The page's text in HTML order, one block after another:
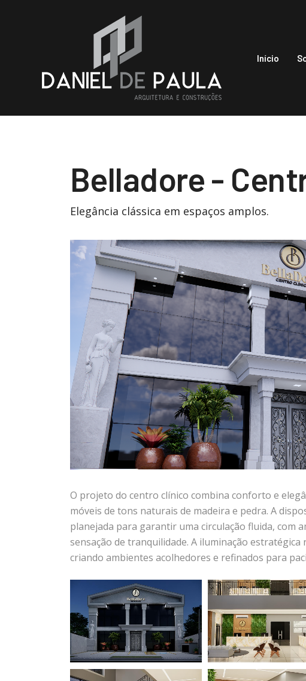
Início
Belladore -
Elegância clássica em espaços amplos.
O projeto do centro clínico combina conforto e
móveis de tons naturais de madeira e pedra. A
planejada para garantir uma circulação fluida, com
sensação de tranquilidade. A iluminação estratégica
criando ambientes acolhedores e refinados para